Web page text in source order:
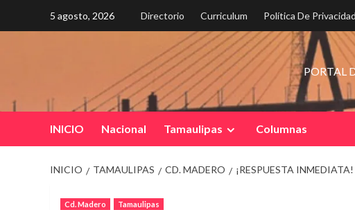
5 agosto, 2026 Directorio Curriculum Política De
PORTAL
INICIO Nacional Tamaulipas Columnas
INICIO TAMAULIPAS CD. MADERO ¡RESPUESTA
Cd. Madero Tamaulipas